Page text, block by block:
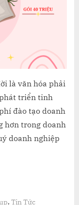
là văn hóa phải
triển tinh
đào tạo doanh
hơn trong doanh
doanh nghiệp
,Tin Tức